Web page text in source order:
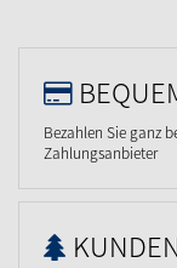
Bezahlen Sie ganz
Zahlungsanbieter